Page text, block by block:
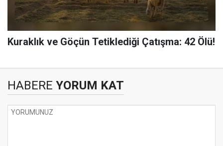
Kuraklık ve Göçün Tetiklediği Çatışma: 42 Ölü!
HABERE YORUM KAT